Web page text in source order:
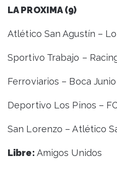
LA PROXIMA (9)
Atlético San Agustín –
Sportivo Trabajo –
Ferroviarios – Boca
Deportivo Los Pinos –
San Lorenzo – Atlético
Libre: Amigos Unidos